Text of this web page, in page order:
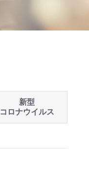
新型
コロナウイルス